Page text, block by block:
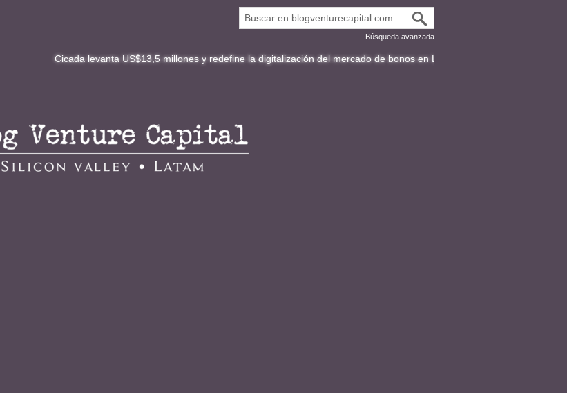
Búsqueda avanzada
Cicada levanta US$13,5 millones y redefine la digitalización del mercado de bonos en Latinoamérica